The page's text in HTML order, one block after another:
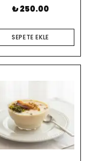
₺ 250.00
SEPETE EKLE